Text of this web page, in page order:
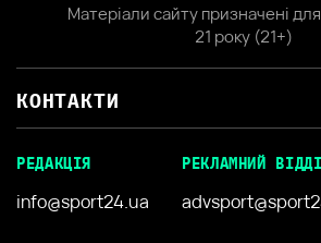
Матеріали сайту призначені
21 року (21+)
КОНТАКТИ
РЕДАКЦІЯ
info@sport24.ua
РЕКЛАМНИЙ